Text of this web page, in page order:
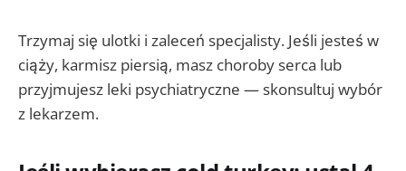
Trzymaj się ulotki i zaleceń specjalisty. Jeśli jesteś w
ciąży, karmisz piersią, masz choroby serca lub
przyjmujesz leki psychiatryczne — skonsultuj wybór
z lekarzem.